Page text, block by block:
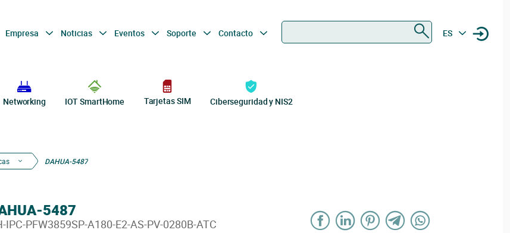
Empresa Noticias Eventos Soporte Contacto ES
Networking IOT SmartHome Tarjetas SIM Ciberseguridad y NIS2
DAHUA-5487
5487
IPC-PFW3859SP-A180-E2-AS-PV-0280B-ATC